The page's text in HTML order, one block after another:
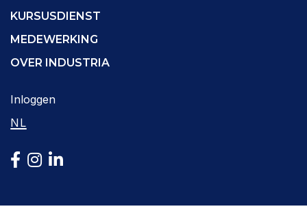
KURSUSDIENST
MEDEWERKING
OVER INDUSTRIA
Inloggen
NL